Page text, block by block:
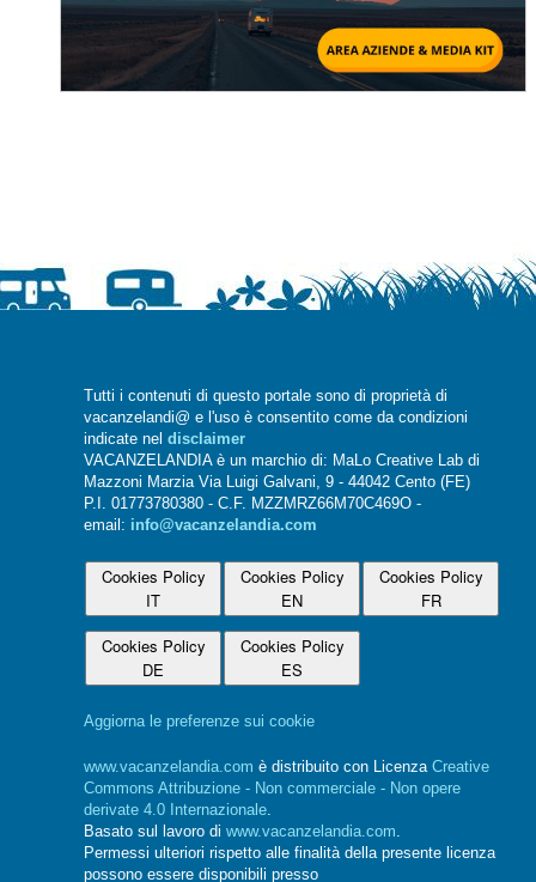
Tutti i contenuti di questo portale sono di proprietà di
vacanzelandi@ e l'uso è consentito come da condizioni
indicate nel disclaimer
VACANZELANDIA è un marchio di: MaLo Creative Lab di
Mazzoni Marzia Via Luigi Galvani, 9 - 44042 Cento (FE)
P.I. 01773780380 - C.F. MZZMRZ66M70C469O -
email: info@vacanzelandia.com
Cookies Policy
IT
Cookies Policy
EN
Cookies Policy
FR
Cookies Policy
DE
Cookies Policy
ES
Aggiorna le preferenze sui cookie
www.vacanzelandia.com è distribuito con Licenza Creative
Commons Attribuzione - Non commerciale - Non opere
derivate 4.0 Internazionale
Basato sul lavoro di www.vacanzelandia.com
Permessi ulteriori rispetto alle finalità della presente licenza
possono essere disponibili presso